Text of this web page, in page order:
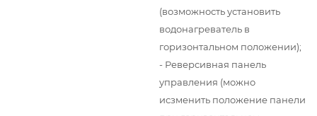
(возможность установить
водонагреватель в
горизонтальном положении);
- Реверсивная панель
управления (можно
исзменить положение панели